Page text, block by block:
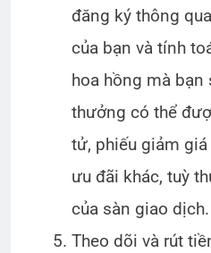
đăng ký thông
của bạn và tính
hoa hồng mà bạn
thưởng có thể
tử, phiếu giảm
ưu đãi khác, tuỳ
của sàn giao dịch.
Theo dõi và rút